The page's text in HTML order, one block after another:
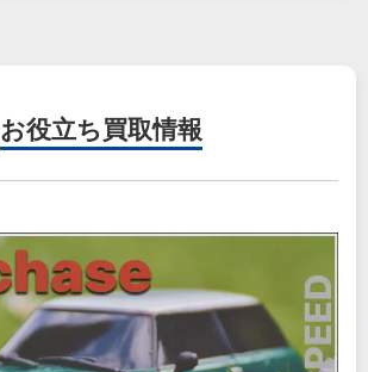
お役立ち 買取情報